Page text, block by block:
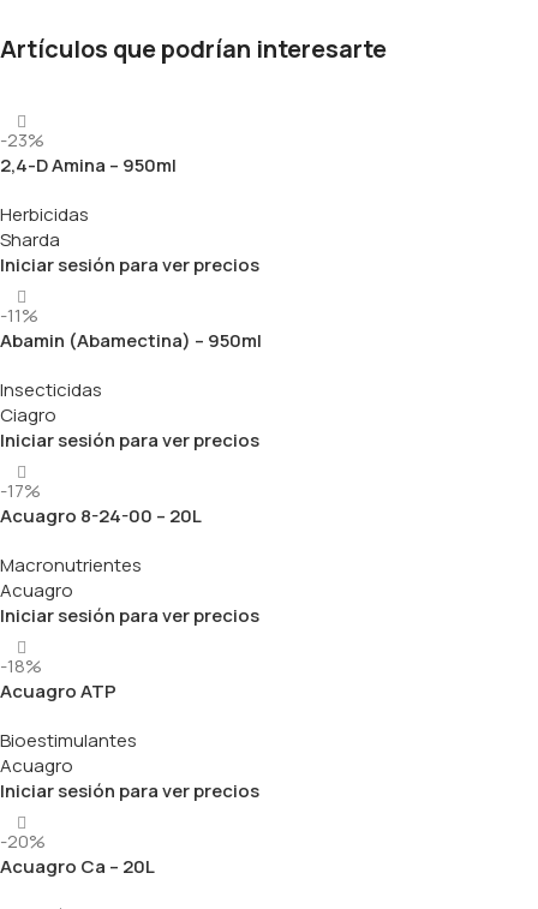
Artículos que podrían interesarte
-23%
2,4-D Amina – 950ml
Herbicidas
Sharda
Iniciar sesión para ver precios
-11%
Abamin (Abamectina) – 950ml
Insecticidas
Ciagro
Iniciar sesión para ver precios
-17%
Acuagro 8-24-00 – 20L
Macronutrientes
Acuagro
Iniciar sesión para ver precios
-18%
Acuagro ATP
Bioestimulantes
Acuagro
Iniciar sesión para ver precios
-20%
Acuagro Ca – 20L